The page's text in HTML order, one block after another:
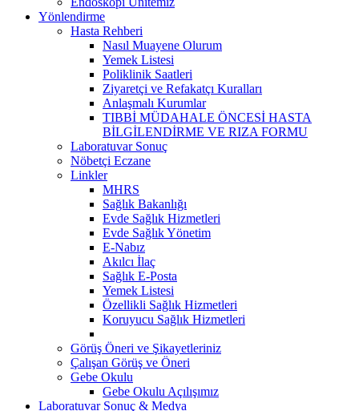
Yönlendirme
Hasta Rehberi
Nasıl Muayene Olurum
Yemek Listesi
Poliklinik Saatleri
Ziyaretçi ve Refakatçı Kuralları
Anlaşmalı Kurumlar
TIBBİ MÜDAHALE ÖNCESİ HASTA
BİLGİLENDİRME VE RIZA FORMU
Laboratuvar Sonuç
Nöbetçi Eczane
Linkler
MHRS
Sağlık Bakanlığı
Evde Sağlık Hizmetleri
Evde Sağlık Yönetim
E-Nabız
Akılcı İlaç
Sağlık E-Posta
Yemek Listesi
Özellikli Sağlık Hizmetleri
Koruyucu Sağlık Hizmetleri
Görüş Öneri ve Şikayetleriniz
Çalışan Görüş ve Öneri
Gebe Okulu
Gebe Okulu Açılışımız
Laboratuvar Sonuç & Medya